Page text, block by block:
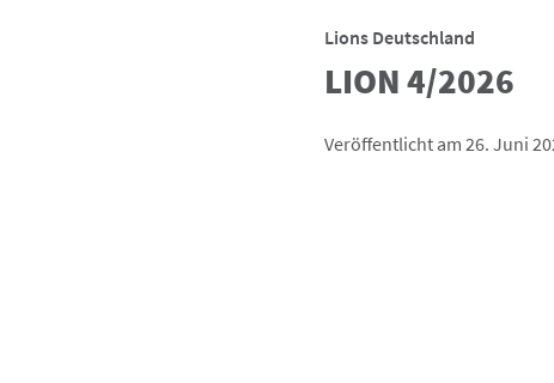
Lions Deutschland
LION 4/2026
Veröffentlicht am 26. Juni